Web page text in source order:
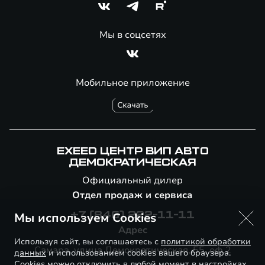
Мобильное приложение
Мы в соцсетях
EXEED ЦЕНТР ВИП АВТО
ДЕМОКРАТИЧЕСКАЯ
Официальный дилер
Отдел продаж и сервиса
+7 (846) 222-11-11
Адрес
Самара, улица Демократическая, 55, оф.2
Мы используем Cookies
Используя сайт, вы соглашаетесь с политикой обработки
данныхи использованием cookies вашего браузера.